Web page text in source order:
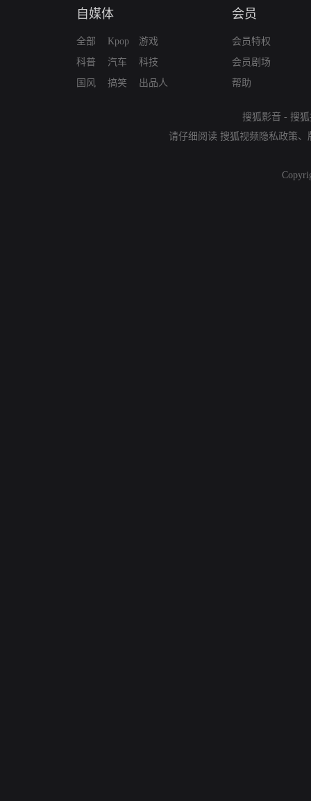
自媒体
全部
科普
国风
Kpop
汽车
搞笑
游戏
科技
出品人
会员
会员特权
会员剧场
帮助
搜狐影音 - 搜
请仔细阅读 搜狐视频隐私政策、